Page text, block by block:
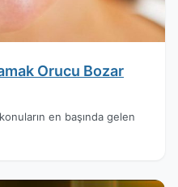
Orucu Bozar
en başında gelen